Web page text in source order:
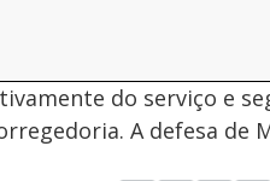
do serviço e
A defesa de